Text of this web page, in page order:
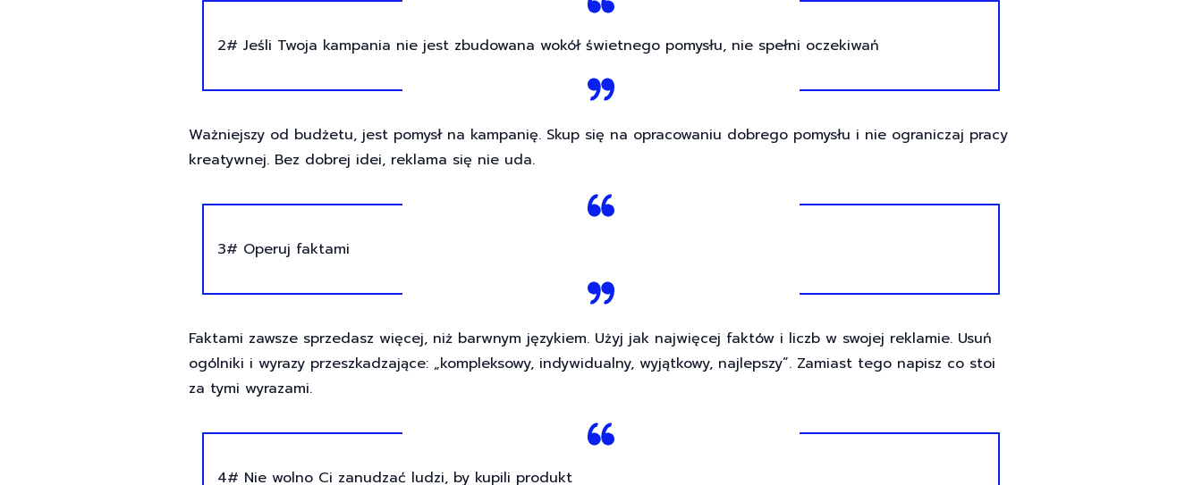
2# Jeśli Twoja kampania nie jest zbudowana wokół świetnego pomysłu, nie spełni oczekiwań
Ważniejszy od budżetu, jest pomysł na kampanię. Skup się na opracowaniu dobrego pomysłu i nie ograniczaj pracy
kreatywnej. Bez dobrej idei, reklama się nie uda.
3# Operuj faktami
Faktami zawsze sprzedasz więcej, niż barwnym językiem. Użyj jak najwięcej faktów i liczb w swojej reklamie. Usuń
ogólniki i wyrazy przeszkadzające: „kompleksowy, indywidualny, wyjątkowy, najlepszy”. Zamiast tego napisz co stoi
za tymi wyrazami.
4# Nie wolno Ci zanudzać ludzi, by kupili produkt